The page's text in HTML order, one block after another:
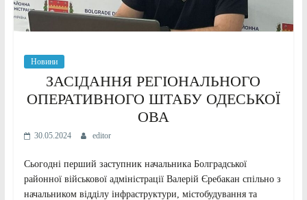
Новини
ЗАСІДАННЯ РЕГІОНАЛЬНОГО
ОПЕРАТИВНОГО ШТАБУ ОДЕСЬКОЇ
ОВА
30.05.2024 editor
Сьогодні перший заступник начальника Болградської
районної військової адміністрації Валерій Єребакан спільно з
начальником відділу інфраструктури, містобудування та